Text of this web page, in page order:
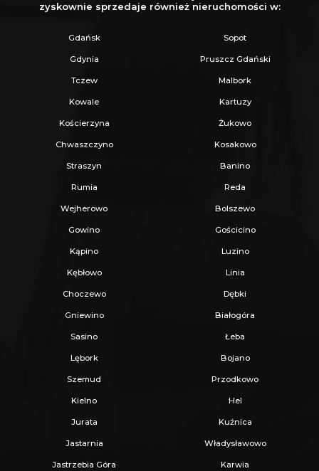
zyskownie sprzedaje również nieruchomości w:
Gdańsk Sopot
Gdynia Pruszcz Gdański
Tczew Malbork
Kowale Kartuzy
Kościerzyna Żukowo
Chwaszczyno Kosakowo
Straszyn Banino
Rumia Reda
Wejherowo Bolszewo
Gowino Gościcino
Kąpino Luzino
Kębłowo Linia
Choczewo Dębki
Gniewino Białogóra
Sasino Łeba
Lębork Bojano
Szemud Przodkowo
Kielno Hel
Jurata Kuźnica
Jastarnia Władysławowo
Jastrzebia Góra Karwia